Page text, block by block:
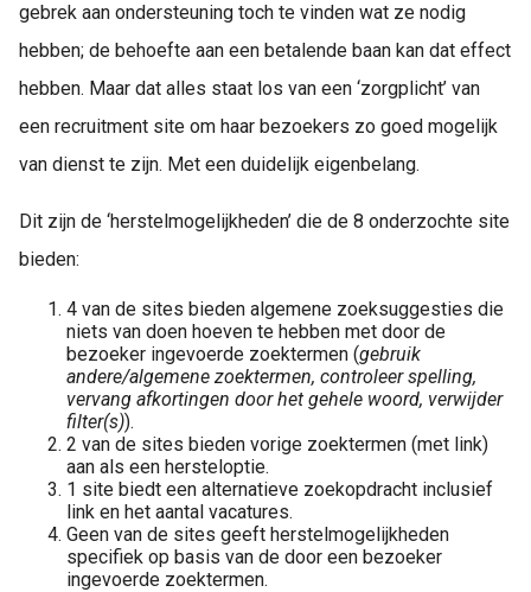
gebrek aan ondersteuning toch te vinden wat ze nodig
hebben; de behoefte aan een betalende baan kan dat effect
hebben. Maar dat alles staat los van een ‘zorgplicht’ van
een recruitment site om haar bezoekers zo goed mogelijk
van dienst te zijn. Met een duidelijk eigenbelang.
Dit zijn de ‘herstelmogelijkheden’ die de 8 onderzochte site
bieden:
4 van de sites bieden algemene zoeksuggesties die
niets van doen hoeven te hebben met door de
bezoeker ingevoerde zoektermen (gebruik
andere/algemene zoektermen, controleer spelling,
vervang afkortingen door het gehele woord, verwijder
filter(s)).
2 van de sites bieden vorige zoektermen (met link)
aan als een hersteloptie.
1 site biedt een alternatieve zoekopdracht inclusief
link en het aantal vacatures.
Geen van de sites geeft herstelmogelijkheden
specifiek op basis van de door een bezoeker
ingevoerde zoektermen.